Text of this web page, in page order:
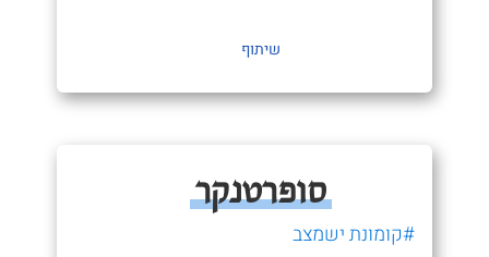
שיתוף
סופרטנקר
#קומונת ישמצב